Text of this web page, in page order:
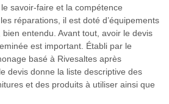
savoir-faire et la compétence
réparations, il est doté d’équipements
entendu. Avant tout, avoir le devis
est important. Établi par le
basé à Rivesaltes après
devis donne la liste descriptive des
et des produits à utiliser ainsi que